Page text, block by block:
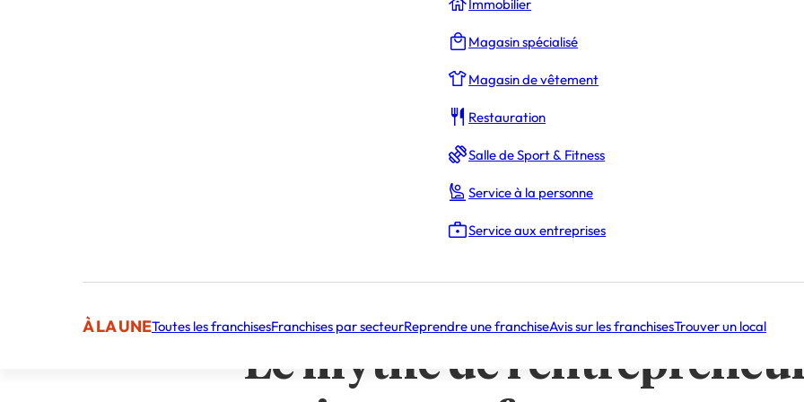
Immobilier
Magasin spécialisé
Magasin de vêtement
Restauration
Salle de Sport & Fitness
Service à la personne
Service aux entreprises
À LA UNEToutes les franchisesFranchises par secteurReprendre une franchiseAvis sur les franchisesTrouver un local
La Franchise : Un modèle conçu pour l’équilibre
Franchise Mail Boxes Etc.
importante, reléguant les vacances au rang de doux rêve lointain. Pourtant,
Le mythe de